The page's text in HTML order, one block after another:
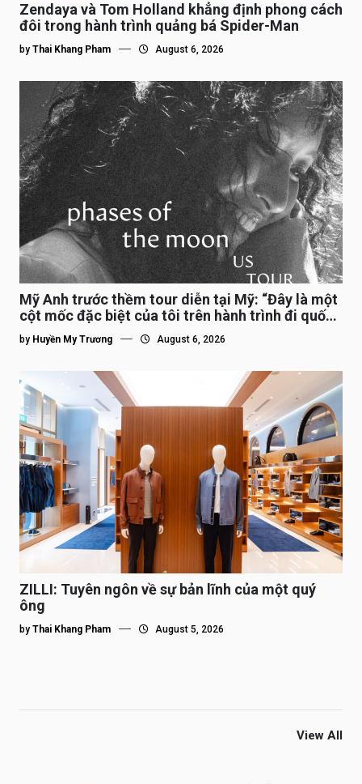
Zendaya và Tom Holland khẳng định phong cách
đôi trong hành trình quảng bá Spider-Man
by Thai Khang Pham August 6, 2026
Mỹ Anh trước thềm tour diễn tại Mỹ: “Đây là một
cột mốc đặc biệt của tôi trên hành trình đi quốc
tế”
by Huyền My Trương August 6, 2026
ZILLI: Tuyên ngôn về sự bản lĩnh của một quý
ông
by Thai Khang Pham August 5, 2026
View All